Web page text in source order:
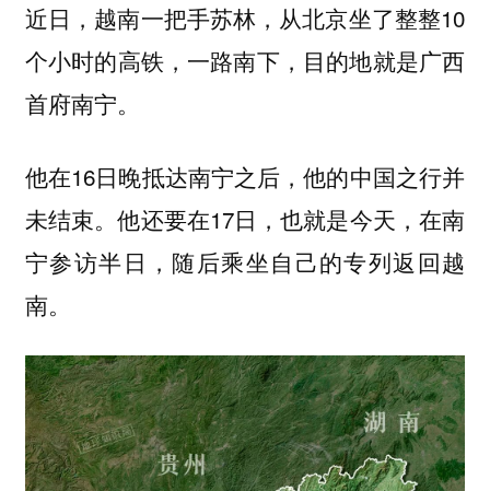
近日，越南一把手苏林，从北京坐了整整10
个小时的高铁，一路南下，目的地就是广西
首府南宁。
他在16日晚抵达南宁之后，他的中国之行并
未结束。他还要在17日，也就是今天， 在南
宁参访半日 ，随后乘坐自己的专列返回越
南。